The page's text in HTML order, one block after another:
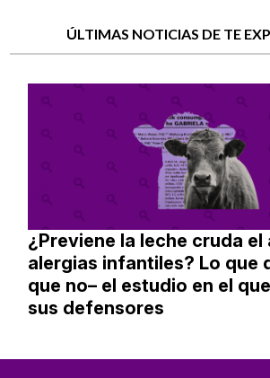
ÚLTIMAS NOTICIAS DE TE
¿Previene la leche cruda el
alergias infantiles? Lo que
que no– el estudio en el
sus defensores